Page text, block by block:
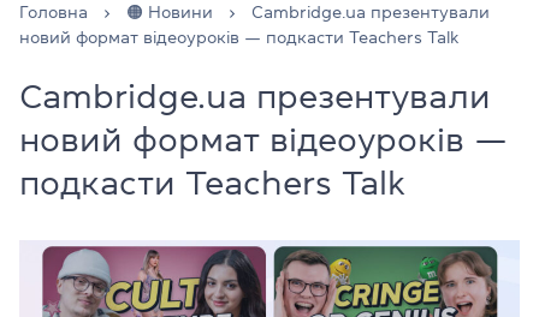
Головна 🟠 Новини
Cambridge.ua презентували
новий формат відеоуроків — подкасти Teachers Talk
Cambridge.ua презентували
новий формат відеоуроків —
подкасти Teachers Talk